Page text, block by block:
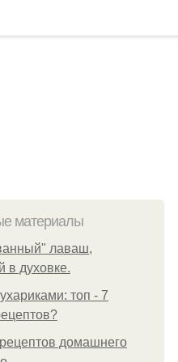
материалы
лаваш,
в духовке.
топ - 7
домашнего